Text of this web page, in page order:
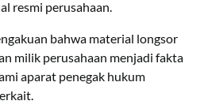
resmi perusahaan.
bahwa material longsor
milik perusahaan menjadi fakta
aparat penegak hukum